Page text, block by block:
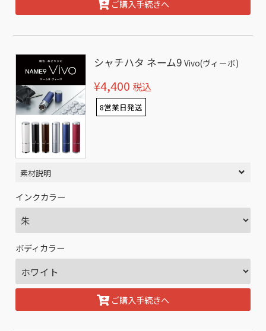
ご購入手続きへ
シャチハタ ネーム9Vivo(ヴィーボ)
¥4,400 税込
8営業日発送
素材説明
インクカラー
ボディカラー
ご購入手続きへ